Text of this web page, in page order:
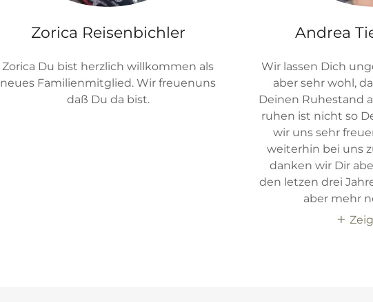
Zorica Reisenbichler
Zorica Du bist herzlich willkommen als
neues Familienmitglied. Wir freuenuns
daß Du da bist.
Andrea
Wir lassen Dich
aber sehr wohl,
Deinen Ruhestand
ruhen ist nicht so
wir uns sehr
weiterhin bei uns
danken wir Dir
den letzen drei
aber mehr